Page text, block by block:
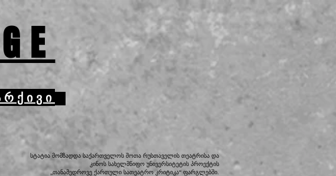
სტატია მომზადდა საქართველოს შოთა რუსთაველის თეატრისა და
კინოს სახელმწიფო უნივერსიტეტის პროექტის
„თანამედროვე ქართული სათეატრო კრიტიკა“ ფარგლებში.